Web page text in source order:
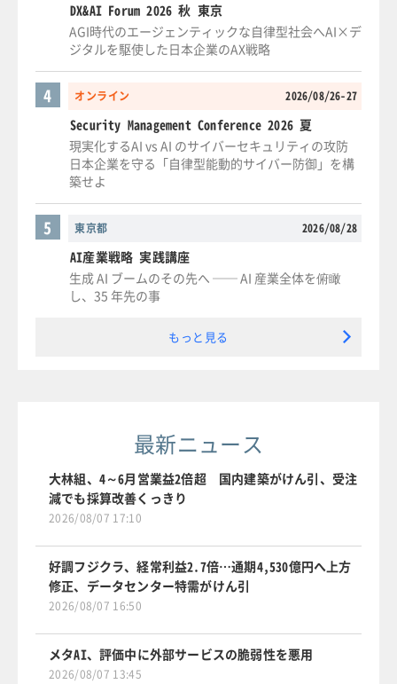
DX&AI Forum 2026 秋 東京
AGI時代のエージェンティックな自律型社会へAI×デ
ジタルを駆使した日本企業のAX戦略
オンライン 2026/08/26-27
4
Security Management Conference 2026 夏
現実化するAI vs AI のサイバーセキュリティの攻防
日本企業を守る「自律型能動的サイバー防御」を構
築せよ
東京都 2026/08/28
5
AI産業戦略 実践講座
生成 AI ブームのその先へ ── AI 産業全体を俯瞰
し、35 年先の事
もっと見る
最新ニュース
大林組、4～6月営業益2倍超 国内建築がけん引、受注
減でも採算改善くっきり
2026/08/07 17:10
好調フジクラ、経常利益2.7倍…通期4,530億円へ上方
修正、データセンター特需がけん引
2026/08/07 16:50
メタAI、評価中に外部サービスの脆弱性を悪用
2026/08/07 13:45